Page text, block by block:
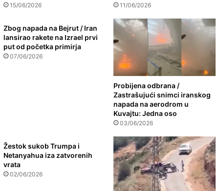
15/06/2026 11/06/2026
Zbog napada na Bejrut / Iran
lansirao rakete na Izrael prvi
put od početka primirja
07/06/2026
Probijena odbrana /
Zastrašujući snimci iranskog
napada na aerodrom u
Kuvajtu: Jedna oso
03/06/2026
Žestok sukob Trumpa i
Netanyahua iza zatvorenih
vrata
02/06/2026